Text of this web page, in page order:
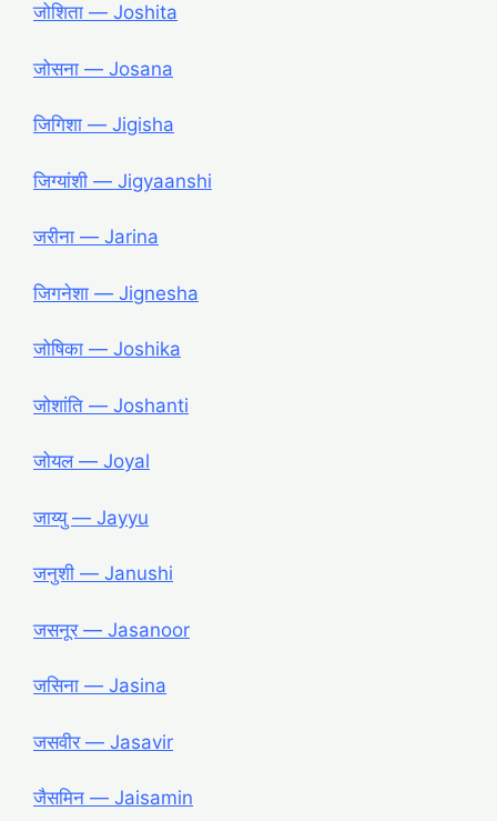
जोशिता ― Joshita
जोसना ― Josana
जिगिशा ― Jigisha
जिग्यांशी ― Jigyaanshi
जरीना ― Jarina
जिगनेशा ― Jignesha
जोषिका ― Joshika
जोशांति ― Joshanti
जोयल ― Joyal
जाय्यु ― Jayyu
जनुशी ― Janushi
जसनूर ― Jasanoor
जसिना ― Jasina
जसवीर ― Jasavir
जैसमिन ― Jaisamin